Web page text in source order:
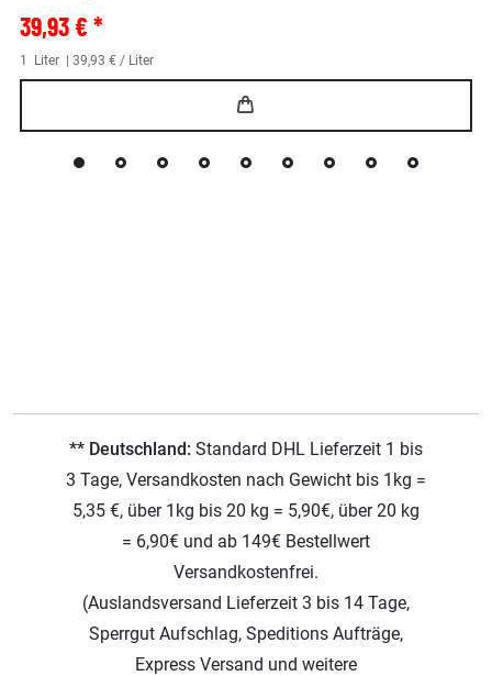
39,93 € *
1 Liter | 39,93 € / Liter
** Deutschland: Standard DHL Lieferzeit 1 bis
3 Tage, Versandkosten nach Gewicht bis 1kg =
5,35 €, über 1kg bis 20 kg = 5,90€, über 20 kg
= 6,90€ und ab 149€ Bestellwert
Versandkostenfrei.
(Auslandsversand Lieferzeit 3 bis 14 Tage,
Sperrgut Aufschlag, Speditions Aufträge,
Express Versand und weitere